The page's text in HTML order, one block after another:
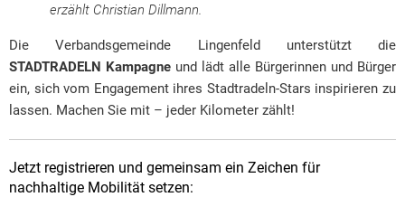
erzählt Christian Dillmann.
Die Verbandsgemeinde Lingenfeld unterstützt die
STADTRADELN Kampagne und lädt alle Bürgerinnen und Bürger
ein, sich vom Engagement ihres Stadtradeln-Stars inspirieren zu
lassen. Machen Sie mit – jeder Kilometer zählt!
Jetzt registrieren und gemeinsam ein Zeichen für
nachhaltige Mobilität setzen: